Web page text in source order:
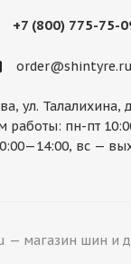
+7 (800) 775-75-
order@shintyre.ru
ул. Талалихина,
работы: пн-пт
вс —
— магазин шин и